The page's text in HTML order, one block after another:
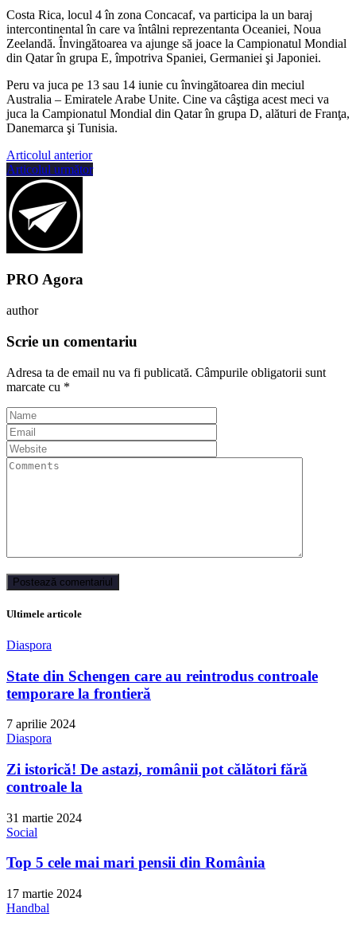
Costa Rica, locul 4 în zona Concacaf, va participa la un baraj
intercontinental în care va întâlni reprezentanta Oceaniei, Noua
Zeelandă. Învingătoarea va ajunge să joace la Campionatul Mondial
din Qatar în grupa E, împotriva Spaniei, Germaniei şi Japoniei.
Peru va juca pe 13 sau 14 iunie cu învingătoarea din meciul
Australia – Emiratele Arabe Unite. Cine va câştiga acest meci va
juca la Campionatul Mondial din Qatar în grupa D, alături de Franţa,
Danemarca şi Tunisia.
Articolul anterior
Articolul următor
PRO Agora
author
Scrie un comentariu
Adresa ta de email nu va fi publicată. Câmpurile obligatorii sunt
marcate cu *
Ultimele articole
Diaspora
State din Schengen care au reintrodus controale
temporare la frontieră
7 aprilie 2024
Diaspora
Zi istorică! De astazi, românii pot călători fără
controale la
31 martie 2024
Social
Top 5 cele mai mari pensii din România
17 martie 2024
Handbal